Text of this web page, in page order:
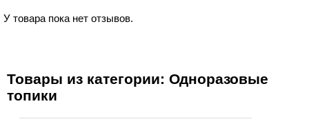
У товара пока нет отзывов.
Товары из категории: Одноразовые
топики